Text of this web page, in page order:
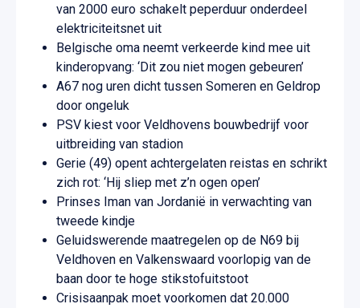
van 2000 euro schakelt peperduur onderdeel
elektriciteitsnet uit
Belgische oma neemt verkeerde kind mee uit
kinderopvang: ‘Dit zou niet mogen gebeuren’
A67 nog uren dicht tussen Someren en Geldrop
door ongeluk
PSV kiest voor Veldhovens bouwbedrijf voor
uitbreiding van stadion
Gerie (49) opent achtergelaten reistas en schrikt
zich rot: ‘Hij sliep met z’n ogen open’
Prinses Iman van Jordanië in verwachting van
tweede kindje
Geluidswerende maatregelen op de N69 bij
Veldhoven en Valkenswaard voorlopig van de
baan door te hoge stikstofuitstoot
Crisisaanpak moet voorkomen dat 20.000